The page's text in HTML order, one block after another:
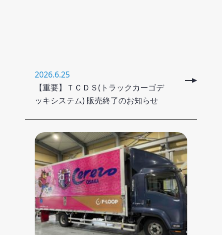
2026.6.25
【重要】ＴＣＤＳ(トラックカーゴデ
ッキシステム) 販売終了のお知らせ